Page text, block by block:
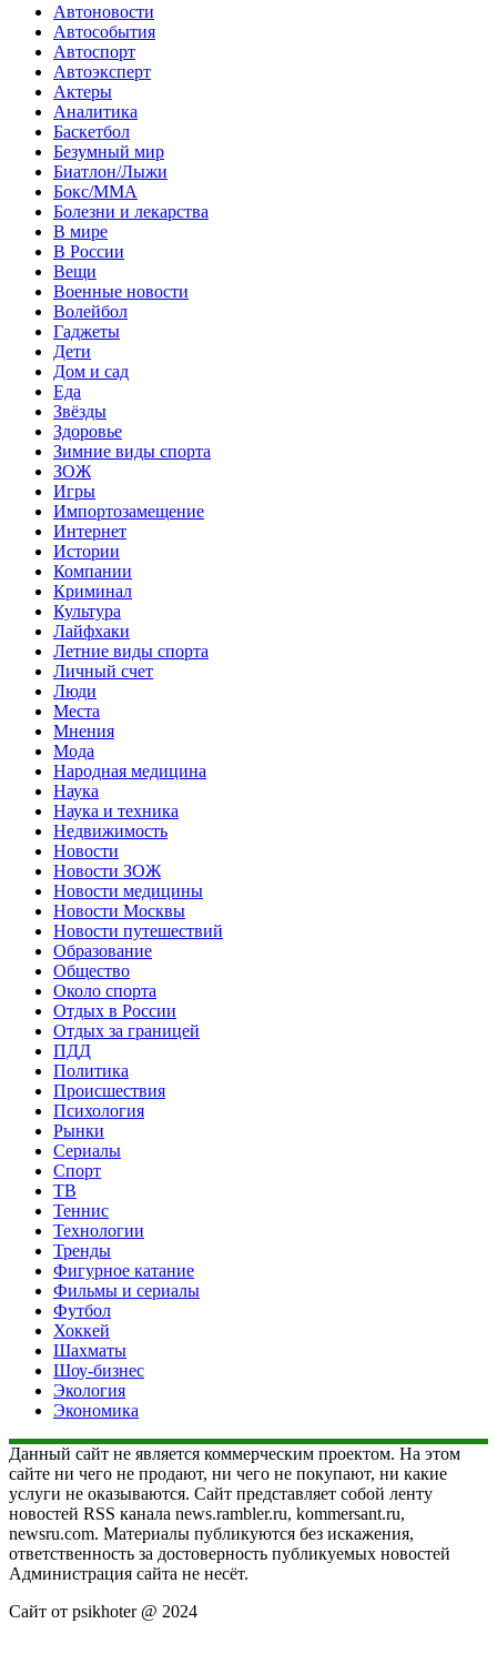
Автоновости
Автособытия
Автоспорт
Автоэксперт
Актеры
Аналитика
Баскетбол
Безумный мир
Биатлон/Лыжи
Бокс/MMA
Болезни и лекарства
В мире
В России
Вещи
Военные новости
Волейбол
Гаджеты
Дети
Дом и сад
Еда
Звёзды
Здоровье
Зимние виды спорта
ЗОЖ
Игры
Импортозамещение
Интернет
Истории
Компании
Криминал
Культура
Лайфхаки
Летние виды спорта
Личный счет
Люди
Места
Мнения
Мода
Народная медицина
Наука
Наука и техника
Недвижимость
Новости
Новости ЗОЖ
Новости медицины
Новости Москвы
Новости путешествий
Образование
Общество
Около спорта
Отдых в России
Отдых за границей
ПДД
Политика
Происшествия
Психология
Рынки
Сериалы
Спорт
ТВ
Теннис
Технологии
Тренды
Фигурное катание
Фильмы и сериалы
Футбол
Хоккей
Шахматы
Шоу-бизнес
Экология
Экономика
Данный сайт не является коммерческим проектом. На этом
сайте ни чего не продают, ни чего не покупают, ни какие
услуги не оказываются. Сайт представляет собой ленту
новостей RSS канала news.rambler.ru, kommersant.ru,
newsru.com. Материалы публикуются без искажения,
ответственность за достоверность публикуемых новостей
Администрация сайта не несёт.
Сайт от psikhoter @ 2024